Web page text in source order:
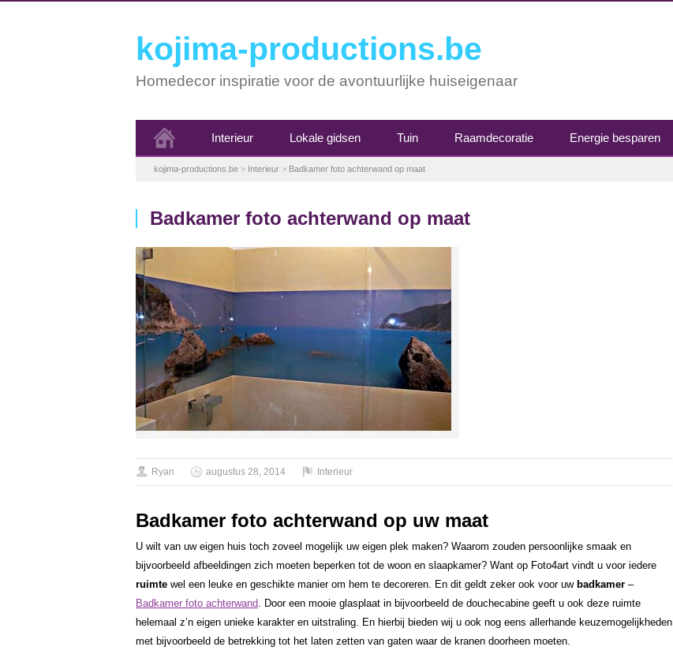
kojima-productions.be
Homedecor inspiratie voor de avontuurlijke huiseigenaar
Interieur Lokale gidsen Tuin Raamdecoratie Energie besparen
kojima-productions.be > Interieur > Badkamer foto achterwand op maat
Badkamer foto achterwand op maat
Ryan augustus 28, 2014 Interieur
Badkamer foto achterwand op uw maat
U wilt van uw eigen huis toch zoveel mogelijk uw eigen plek maken? Waarom zouden persoonlijke smaak en
bijvoorbeeld afbeeldingen zich moeten beperken tot de woon en slaapkamer? Want op Foto4art vindt u voor iedere
ruimte wel een leuke en geschikte manier om hem te decoreren. En dit geldt zeker ook voor uw badkamer –
Badkamer foto achterwand. Door een mooie glasplaat in bijvoorbeeld de douchecabine geeft u ook deze ruimte
helemaal z’n eigen unieke karakter en uitstraling. En hierbij bieden wij u ook nog eens allerhande keuzemogelijkheden
met bijvoorbeeld de betrekking tot het laten zetten van gaten waar de kranen doorheen moeten.